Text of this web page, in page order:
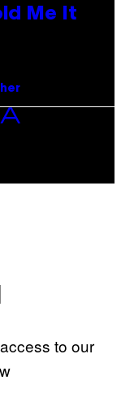
Me It
to our